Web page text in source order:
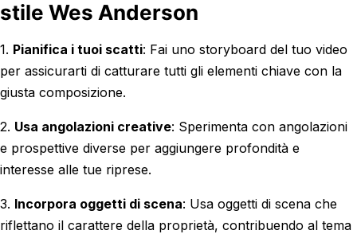
stile Wes Anderson
1. Pianifica i tuoi scatti: Fai uno storyboard del tuo video
per assicurarti di catturare tutti gli elementi chiave con la
giusta composizione.
2. Usa angolazioni creative: Sperimenta con angolazioni
e prospettive diverse per aggiungere profondità e
interesse alle tue riprese.
3. Incorpora oggetti di scena: Usa oggetti di scena che
riflettano il carattere della proprietà, contribuendo al tema